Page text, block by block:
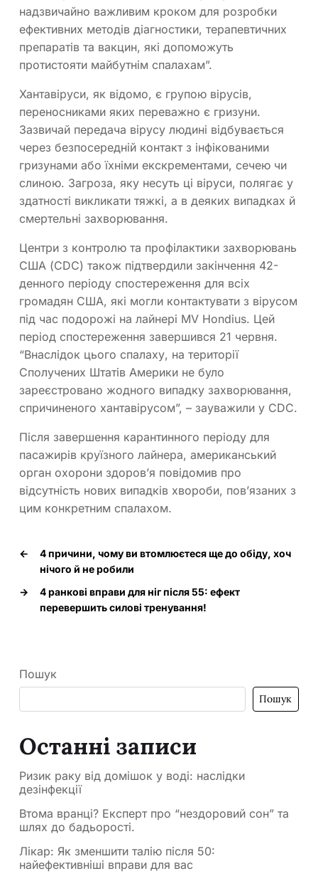
надзвичайно важливим кроком для розробки
ефективних методів діагностики, терапевтичних
препаратів та вакцин, які допоможуть
протистояти майбутнім спалахам”.
Хантавіруси, як відомо, є групою вірусів,
переносниками яких переважно є гризуни.
Зазвичай передача вірусу людині відбувається
через безпосередній контакт з інфікованими
гризунами або їхніми екскрементами, сечею чи
слиною. Загроза, яку несуть ці віруси, полягає у
здатності викликати тяжкі, а в деяких випадках й
смертельні захворювання.
Центри з контролю та профілактики захворювань
США (CDC) також підтвердили закінчення 42-
денного періоду спостереження для всіх
громадян США, які могли контактувати з вірусом
під час подорожі на лайнері MV Hondius. Цей
період спостереження завершився 21 червня.
“Внаслідок цього спалаху, на території
Сполучених Штатів Америки не було
зареєстровано жодного випадку захворювання,
спричиненого хантавірусом”, – зауважили у CDC.
Після завершення карантинного періоду для
пасажирів круїзного лайнера, американський
орган охорони здоров’я повідомив про
відсутність нових випадків хвороби, пов’язаних з
цим конкретним спалахом.
←
4 причини, чому ви втомлюєтеся ще до обіду, хоч
нічого й не робили
→
4 ранкові вправи для ніг після 55: ефект
перевершить силові тренування!
Пошук
Пошук
Останні записи
Ризик раку від домішок у воді: наслідки
дезінфекції
Втома вранці? Експерт про “нездоровий сон” та
шлях до бадьорості.
Лікар: Як зменшити талію після 50:
найефективніші вправи для вас